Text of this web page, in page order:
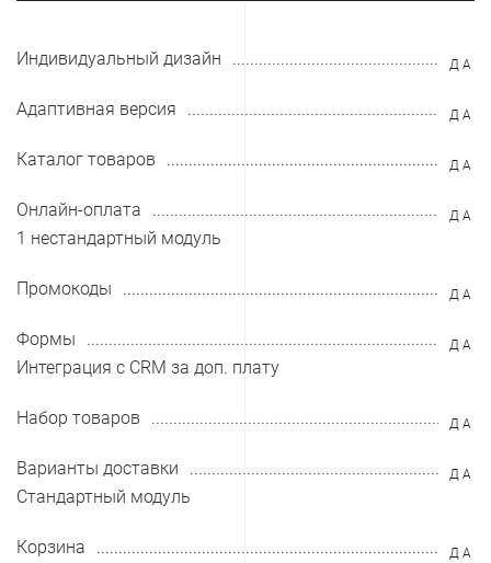
Индивидуальный дизайн ДА
Адаптивная версия ДА
Каталог товаров ДА
Онлайн-оплата ДА
1 нестандартный модуль
Промокоды ДА
Формы ДА
Интеграция с CRM за доп. плату
Набор товаров ДА
Варианты доставки ДА
Стандартный модуль
Корзина ДА